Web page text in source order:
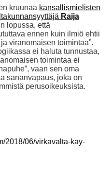
kruunaa kansallismielisten
Raija
lopussa, että
ennen kuin ilmiö ehtii
viranomaisen toimintaa”.
ei haluta tunnustaa,
toimintaa ei
vaan sen oma
sananvapaus, joka on
perusoikeuksista.
2018/06/virkavalta-kay-